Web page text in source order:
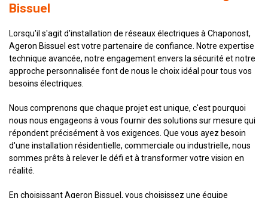
Bissuel
Lorsqu'il s'agit d'installation de réseaux électriques à Chaponost,
Ageron Bissuel est votre partenaire de confiance. Notre expertise
technique avancée, notre engagement envers la sécurité et notre
approche personnalisée font de nous le choix idéal pour tous vos
besoins électriques.
Nous comprenons que chaque projet est unique, c'est pourquoi
nous nous engageons à vous fournir des solutions sur mesure qui
répondent précisément à vos exigences. Que vous ayez besoin
d'une installation résidentielle, commerciale ou industrielle, nous
sommes prêts à relever le défi et à transformer votre vision en
réalité.
En choisissant Ageron Bissuel, vous choisissez une équipe